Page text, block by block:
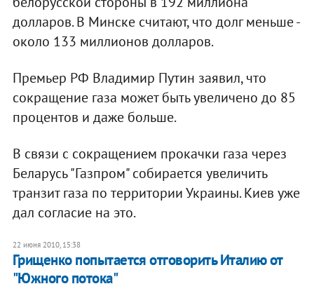
долларов. В Минске считают, что долг меньше -
около 133 миллионов долларов.
Премьер РФ Владимир Путин заявил, что
сокращение газа может быть увеличено до 85
процентов и даже больше.
В связи с сокращением прокачки газа через
Беларусь "Газпром" собирается увеличить
транзит газа по территории Украины. Киев уже
дал согласие на это.
22 июня 2010, 15:38
Грищенко попытается отговорить Италию от
"Южного потока"